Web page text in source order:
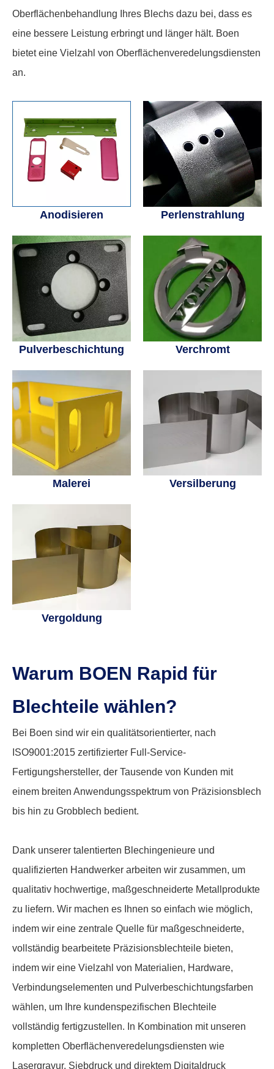
Oberflächenbehandlung Ihres Blechs dazu bei, dass es
eine bessere Leistung erbringt und länger hält. Boen
bietet eine Vielzahl von Oberflächenveredelungsdiensten
an.
Anodisieren Perlenstrahlung
Pulverbeschichtung Verchromt
Malerei Versilberung
Vergoldung
Warum BOEN Rapid für
Blechteile wählen?
Bei Boen sind wir ein qualitätsorientierter, nach
ISO9001:2015 zertifizierter Full-Service-
Fertigungshersteller, der Tausende von Kunden mit
einem breiten Anwendungsspektrum von Präzisionsblech
bis hin zu Grobblech bedient.
Dank unserer talentierten Blechingenieure und
qualifizierten Handwerker arbeiten wir zusammen, um
qualitativ hochwertige, maßgeschneiderte Metallprodukte
zu liefern. Wir machen es Ihnen so einfach wie möglich,
indem wir eine zentrale Quelle für maßgeschneiderte,
vollständig bearbeitete Präzisionsblechteile bieten,
indem wir eine Vielzahl von Materialien, Hardware,
Verbindungselementen und Pulverbeschichtungsfarben
wählen, um Ihre kundenspezifischen Blechteile
vollständig fertigzustellen. In Kombination mit unseren
kompletten Oberflächenveredelungsdiensten wie
Lasergravur, Siebdruck und direktem Digitaldruck